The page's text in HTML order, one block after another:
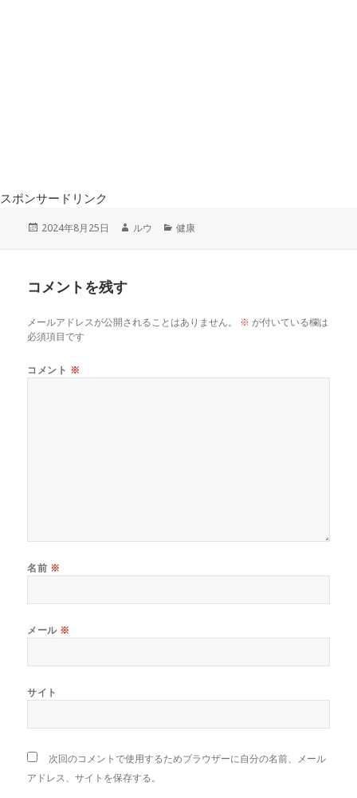
スポンサードリンク
投
2024年8月25日
作
ルウ
カ
健康
コメントを残す
メールアドレスが公開されることはありません。 ※ が付いている欄は
必須項目です
コメント ※
名前 ※
メール ※
サイト
次回のコメントで使用するためブラウザーに自分の名前、メール
アドレス、サイトを保存する。